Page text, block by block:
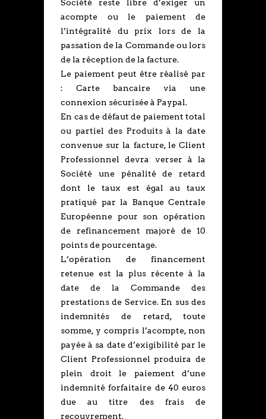
Société reste libre d’exiger un
acompte ou le paiement de
l’intégralité du prix lors de la
passation de la Commande ou lors
de la réception de la facture.
Le paiement peut être réalisé par
: Carte bancaire via une
connexion sécurisée à Paypal.
En cas de défaut de paiement total
ou partiel des Produits à la date
convenue sur la facture, le Client
Professionnel devra verser à la
Société une pénalité de retard
dont le taux est égal au taux
pratiqué par la Banque Centrale
Européenne pour son opération
de refinancement majoré de 10
points de pourcentage.
L’opération de financement
retenue est la plus récente à la
date de la Commande des
prestations de Service. En sus des
indemnités de retard, toute
somme, y compris l’acompte, non
payée à sa date d’exigibilité par le
Client Professionnel produira de
plein droit le paiement d’une
indemnité forfaitaire de 40 euros
due au titre des frais de
recouvrement.